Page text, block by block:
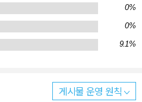
이론의 경우도 마찬가지이다. Ne
을 잡지에서 다루면서, 일반 독자
가지고 있는 의문점에 대해서 한
0%
0%
9.1%
게시물 운영 원칙